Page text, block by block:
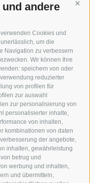
andere
verwenden Cookies und
um die
Navigation zu verbessern
Wir können Ihre
speichern von oder
reduzierter
von profilen für
zur auswahl
zur personalisierung von
personalisierter inhalte,
von inhalten,
kombinationen von daten
der angebote,
inhalten, gewährleistung
betrug und
werbung und inhalten,
und übermitteln,